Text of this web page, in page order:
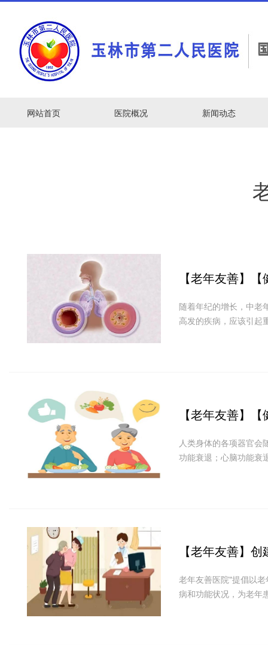
网站首页 医院概况 新闻动态
【老年友善】
随着年纪的增长，中老
高发的疾病，应该引
【老年友善】
人类身体的各项器官会
功能衰退；心脑功能
【老年友善】 创
老年友善医院"提倡以
病和功能状况，为老